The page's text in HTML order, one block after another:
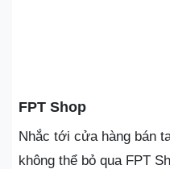
FPT Shop
Nhắc tới cửa hàng bán
không thể bỏ qua FPT